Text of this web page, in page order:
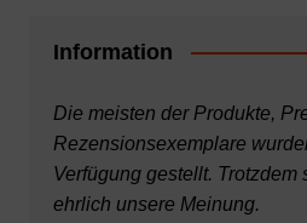
Information
Die meisten der Produkte,
Rezensionsexemplare
Verfügung gestellt. Trotzdem
ehrlich unsere Meinung.